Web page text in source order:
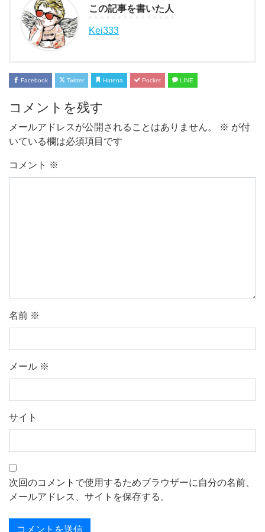
この記事を書いた人
Kei333
Facebook Twitter Hatena Pocket LINE
コメントを残す
メールアドレスが公開されることはありません。 ※ が付
いている欄は必須項目です
コメント ※
名前 ※
メール ※
サイト
次回のコメントで使用するためブラウザーに自分の名前、
メールアドレス、サイトを保存する。